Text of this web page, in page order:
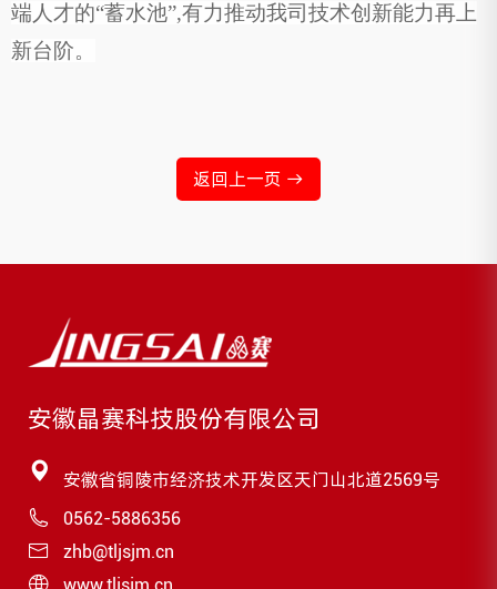
端人才的“蓄水池”,有力推动我司技术创新能力再上
新台阶。
返回上一页 →
安徽晶赛科技股份有限公司
安徽省铜陵市经济技术开发区天门山北道2569号
0562-5886356
zhb@tljsjm.cn